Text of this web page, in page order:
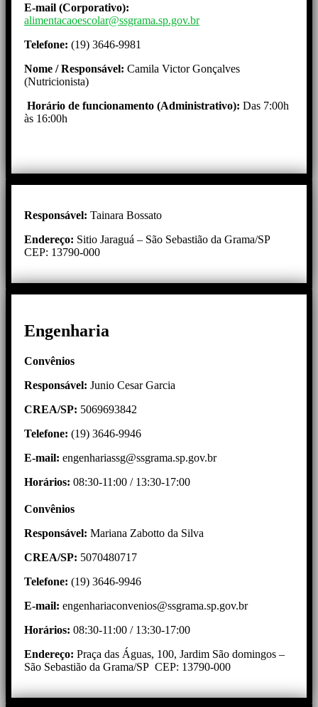
E-mail (Corporativo):
alimentacaoescolar@ssgrama.sp.gov.br
Telefone: (19) 3646-9981
Nome / Responsável: Camila Victor Gonçalves
(Nutricionista)
Horário de funcionamento (Administrativo): Das 7:00h
às 16:00h
Responsável: Tainara Bossato
Endereço: Sitio Jaraguá – São Sebastião da Grama/SP
CEP: 13790-000
Engenharia
Convênios
Responsável: Junio Cesar Garcia
CREA/SP: 5069693842
Telefone: (19) 3646-9946
E-mail: engenhariassg@ssgrama.sp.gov.br
Horários: 08:30-11:00 / 13:30-17:00
Convênios
Responsável: Mariana Zabotto da Silva
CREA/SP: 5070480717
Telefone: (19) 3646-9946
E-mail: engenhariaconvenios@ssgrama.sp.gov.br
Horários: 08:30-11:00 / 13:30-17:00
Endereço: Praça das Águas, 100, Jardim São domingos –
São Sebastião da Grama/SP CEP: 13790-000